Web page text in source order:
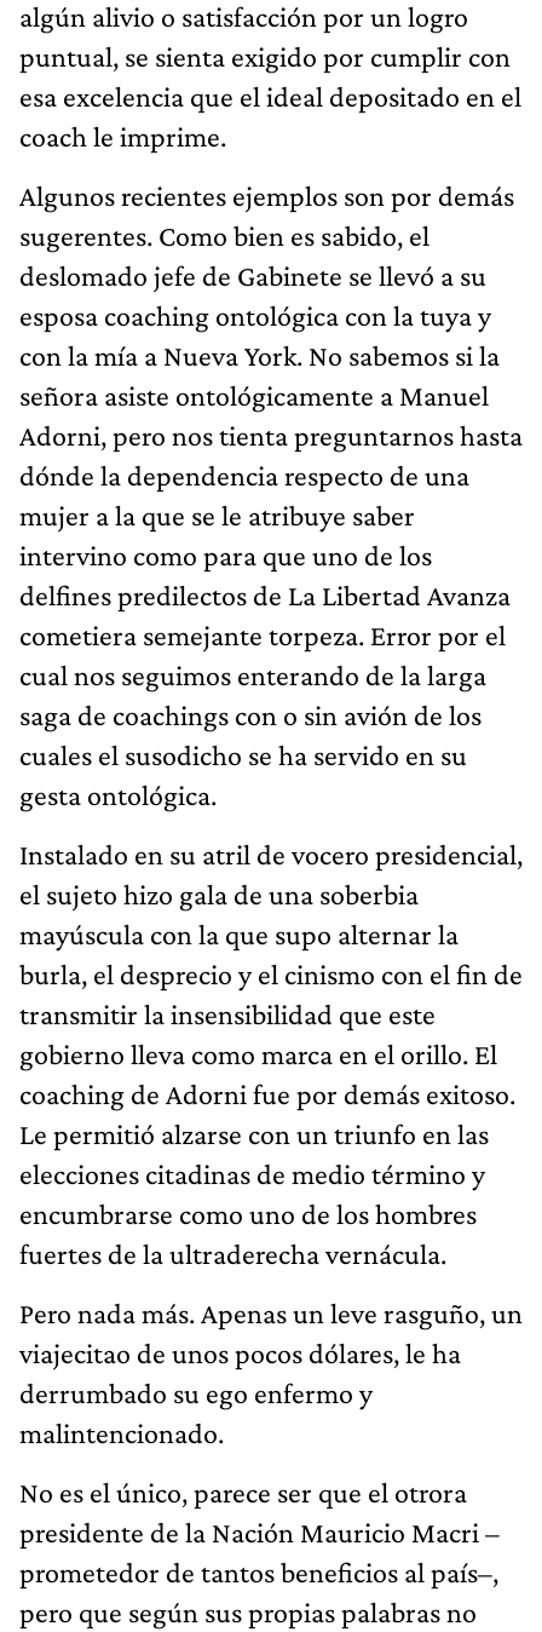
algún alivio o satisfacción por un logro
puntual, se sienta exigido por cumplir con
esa excelencia que el ideal depositado en el
coach le imprime.
Algunos recientes ejemplos son por demás
sugerentes. Como bien es sabido, el
deslomado jefe de Gabinete se llevó a su
esposa coaching ontológica con la tuya y
con la mía a Nueva York. No sabemos si la
señora asiste ontológicamente a Manuel
Adorni, pero nos tienta preguntarnos hasta
dónde la dependencia respecto de una
mujer a la que se le atribuye saber
intervino como para que uno de los
delfines predilectos de La Libertad Avanza
cometiera semejante torpeza. Error por el
cual nos seguimos enterando de la larga
saga de coachings con o sin avión de los
cuales el susodicho se ha servido en su
gesta ontológica.
Instalado en su atril de vocero presidencial,
el sujeto hizo gala de una soberbia
mayúscula con la que supo alternar la
burla, el desprecio y el cinismo con el fin de
transmitir la insensibilidad que este
gobierno lleva como marca en el orillo. El
coaching de Adorni fue por demás exitoso.
Le permitió alzarse con un triunfo en las
elecciones citadinas de medio término y
encumbrarse como uno de los hombres
fuertes de la ultraderecha vernácula.
Pero nada más. Apenas un leve rasguño, un
viajecitao de unos pocos dólares, le ha
derrumbado su ego enfermo y
malintencionado.
No es el único, parece ser que el otrora
presidente de la Nación Mauricio Macri –
prometedor de tantos beneficios al país–,
pero que según sus propias palabras no